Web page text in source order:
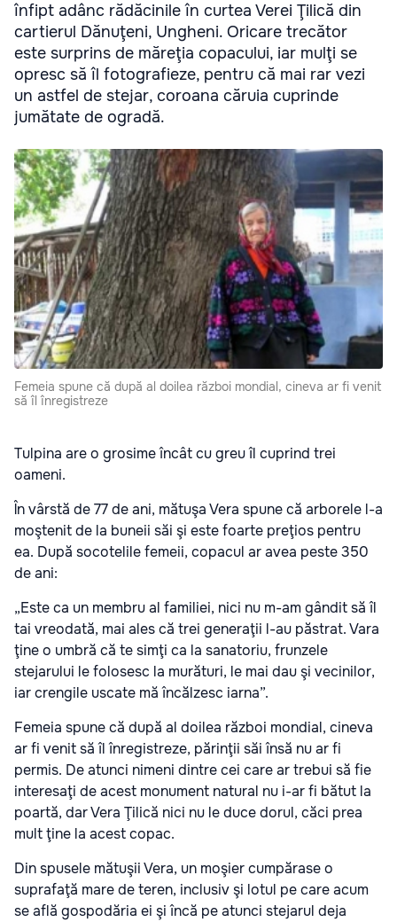
înfipt adânc rădăcinile în curtea Verei Ţilică din
cartierul Dănuţeni, Ungheni. Oricare trecător
este surprins de măreţia copacului, iar mulţi se
opresc să îl fotografieze, pentru că mai rar vezi
un astfel de stejar, coroana căruia cuprinde
jumătate de ogradă.
Femeia spune că după al doilea război mondial, cineva ar fi venit
să îl înregistreze
Tulpina are o grosime încât cu greu îl cuprind trei
oameni.
În vârstă de 77 de ani, mătuşa Vera spune că arborele l-a
moştenit de la buneii săi şi este foarte preţios pentru
ea. După socotelile femeii, copacul ar avea peste 350
de ani:
„Este ca un membru al familiei, nici nu m-am gândit să îl
tai vreodată, mai ales că trei generaţii l-au păstrat. Vara
ţine o umbră că te simţi ca la sanatoriu, frunzele
stejarului le folosesc la murături, le mai dau şi vecinilor,
iar crengile uscate mă încălzesc iarna”.
Femeia spune că după al doilea război mondial, cineva
ar fi venit să îl înregistreze, părinţii săi însă nu ar fi
permis. De atunci nimeni dintre cei care ar trebui să fie
interesaţi de acest monument natural nu i-ar fi bătut la
poartă, dar Vera Ţilică nici nu le duce dorul, căci prea
mult ţine la acest copac.
Din spusele mătuşii Vera, un moşier cumpărase o
suprafaţă mare de teren, inclusiv şi lotul pe care acum
se află gospodăria ei şi încă pe atunci stejarul deja